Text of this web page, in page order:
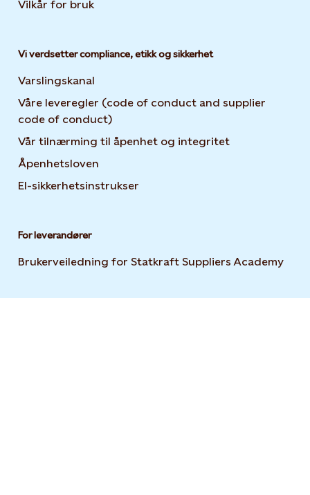
Vilkår for bruk
Vi verdsetter compliance, etikk og sikkerhet
Varslingskanal
Våre leveregler (code of conduct and supplier
code of conduct)
Vår tilnærming til åpenhet og integritet
Åpenhetsloven
El-sikkerhetsinstrukser
For leverandører
Brukerveiledning for Statkraft Suppliers Academy